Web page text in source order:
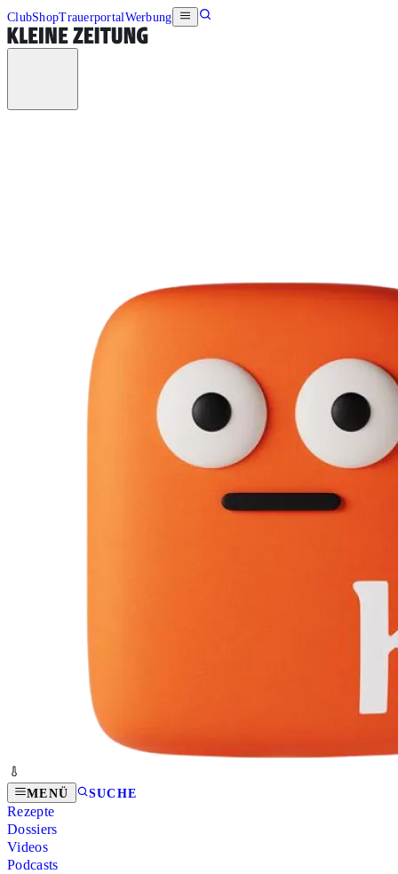
ClubShopTrauerportalWerbung
MENÜ SUCHE
Rezepte
Dossiers
Videos
Podcasts